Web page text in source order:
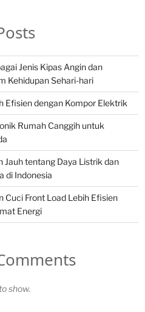
Jenis Kipas Angin dan
Kehidupan Sehari-hari
Efisien dengan Kompor Elektrik
Rumah Canggih untuk
Jauh tentang Daya Listrik dan
di Indonesia
Cuci Front Load Lebih Efisien
Energi
show.